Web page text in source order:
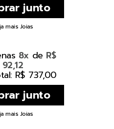
mais Joias
8x de R$
92,12
R$ 737,00
mais Joias